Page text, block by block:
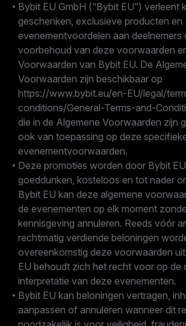
Bybit EU GmbH (“Bybit EU”) verleent
geschenken, exclusieve producten en
evenementvoordelen aan deelnemers
voorbehoud van deze voorwaarden
Voorwaarden van Bybit EU. De
Voorwaarden zijn beschikbaar op
https://www.bybit.eu/en-EU/legal/
conditions/General-Terms-and-
die in de Algemene Voorwaarden zijn
ook van toepassing op deze
evenementvoorwaarden.
Deze promoties worden door Bybit
goeddunken, kosteloos en tot nader
Bybit EU kan deze algemene
de evenementen op elk moment
kennisgeving annuleren. Reeds vóór
rechtmatig verdiende beloningen
overeenkomstig deze voorwaarden
EU behoudt zich het recht voor op de
interpretatie van deze evenementen.
Bybit EU kan beloningen vertragen,
aanpassen of annuleren wanneer dit